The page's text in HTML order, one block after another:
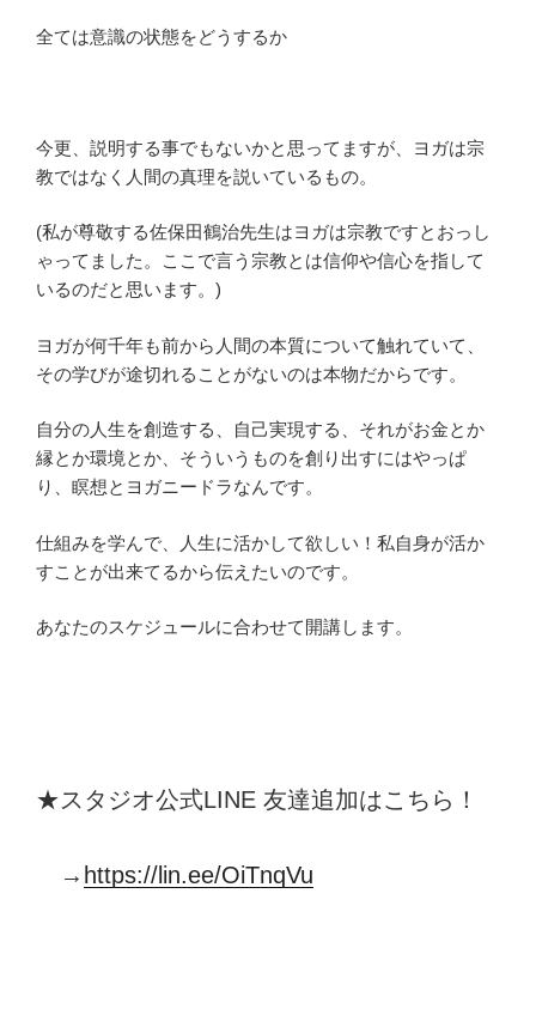
全ては意識の状態をどうするか
今更、説明する事でもないかと思ってますが、ヨガは宗
教ではなく人間の真理を説いているもの。
(私が尊敬する佐保田鶴治先生はヨガは宗教ですとおっし
ゃってました。ここで言う宗教とは信仰や信心を指して
いるのだと思います。)
ヨガが何千年も前から人間の本質について触れていて、
その学びが途切れることがないのは本物だからです。
自分の人生を創造する、自己実現する、それがお金とか
縁とか環境とか、そういうものを創り出すにはやっぱ
り、瞑想とヨガニードラなんです。
仕組みを学んで、人生に活かして欲しい！私自身が活か
すことが出来てるから伝えたいのです。
あなたのスケジュールに合わせて開講します。
★スタジオ公式LINE 友達追加はこちら！
→ https://lin.ee/OiTnqVu